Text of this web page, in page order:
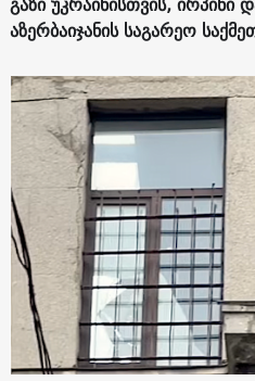
აზერბაიჯანის საგარეო